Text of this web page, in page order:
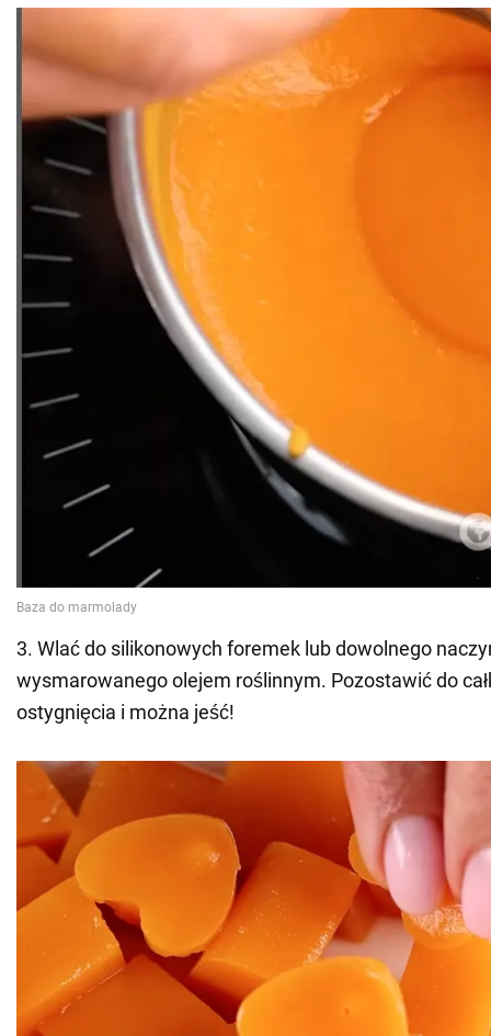
3. Wlać do silikonowych foremek lub dowolnego
wysmarowanego olejem roślinnym. Pozostawić do
ostygnięcia i można jeść!